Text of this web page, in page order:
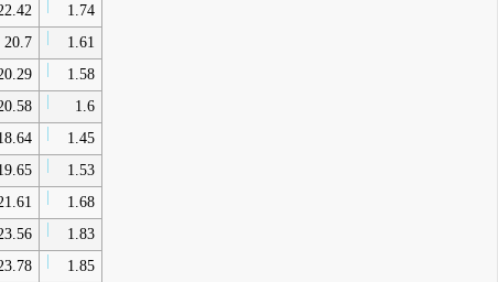
1.74
20.7
1.61
1.58
1.6
1.45
1.53
1.68
1.83
1.85